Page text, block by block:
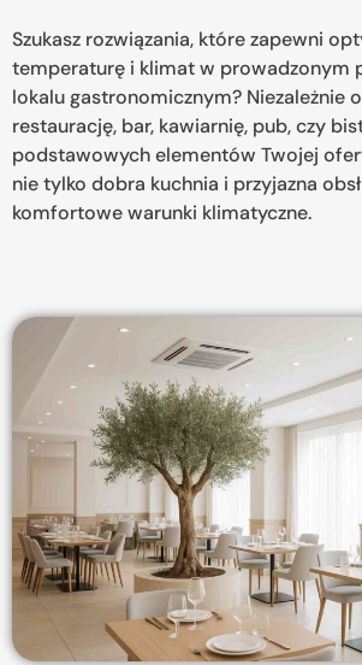
Szukasz rozwiązania, które zapewni
temperaturę i klimat w prowadzonym
lokalu gastronomicznym? Niezależnie
restaurację, bar, kawiarnię, pub, czy
podstawowych elementów Twojej
nie tylko dobra kuchnia i przyjazna
komfortowe warunki klimatyczne.